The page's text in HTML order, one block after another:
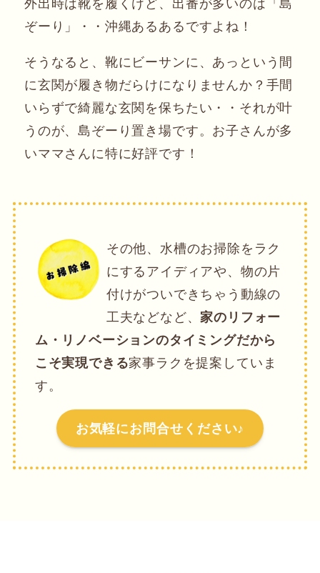
外出時は靴を履くけど、出番が多いのは「島
ぞーり」・・沖縄あるあるですよね！
そうなると、靴にビーサンに、あっという間
に玄関が履き物だらけになりませんか？手間
いらずで綺麗な玄関を保ちたい・・それが叶
うのが、島ぞーり置き場です。お子さんが多
いママさんに特に好評です！
その他、水槽のお掃除をラク
にするアイディアや、物の片
付けがついできちゃう動線の
工夫などなど、家のリフォー
ム・リノベーションのタイミングだから
こそ実現できる家事ラクを提案していま
す。
お気軽にお問合せください♪